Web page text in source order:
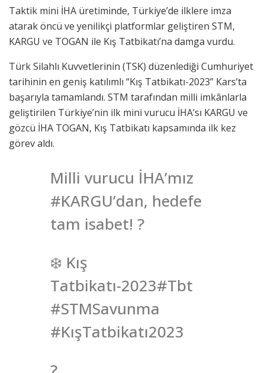
Taktik mini İHA üretiminde, Türkiye’de ilklere imza
atarak öncü ve yenilikçi platformlar geliştiren STM,
KARGU ve TOGAN ile Kış Tatbikatı’na damga vurdu.
Türk Silahlı Kuvvetlerinin (TSK) düzenlediği Cumhuriyet
tarihinin en geniş katılımlı “Kış Tatbikatı-2023” Kars’ta
başarıyla tamamlandı. STM tarafından milli imkânlarla
geliştirilen Türkiye’nin ilk mini vurucu İHA’sı KARGU ve
gözcü İHA TOGAN, Kış Tatbikatı kapsamında ilk kez
görev aldı.
Milli vurucu İHA’mız
#KARGU’dan, hedefe
tam isabet! ?
❄️ Kış
Tatbikatı-2023#Tbt
#STMSavunma
#KışTatbikatı2023